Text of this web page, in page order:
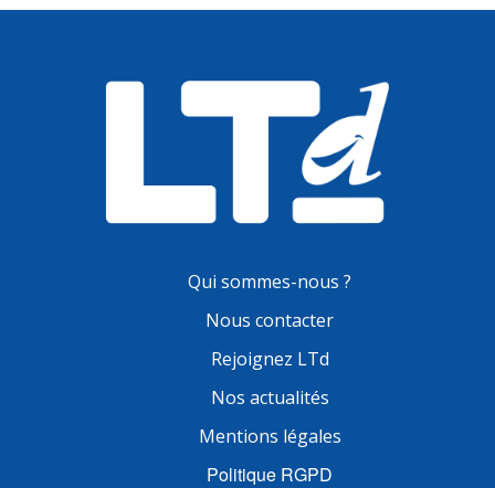
Qui sommes-nous ?
Nous contacter
Rejoignez LTd
Nos actualités
Mentions légales
Politique RGPD